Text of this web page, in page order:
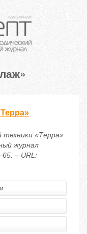
«Терра»
журнал
– URL: